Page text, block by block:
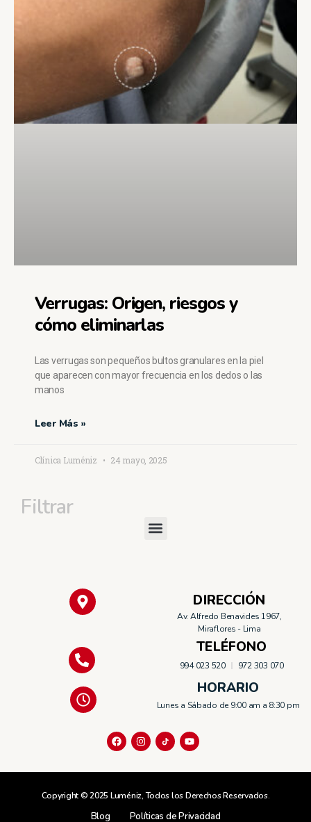
Verrugas: Origen, riesgos y
cómo eliminarlas
Las verrugas son pequeños bultos granulares en la piel
que aparecen con mayor frecuencia en los dedos o las
manos
Leer Más »
Clínica Luméniz 24 mayo, 2025
Filtrar
DIRECCIÓN
Av. Alfredo Benavides 1967,
Miraflores - Lima
TELÉFONO
994 023 520 972 303 070
HORARIO
Lunes a Sábado de 9:00 am a 8:30 pm
Copyright © 2025 Luméniz, Todos los Derechos Reservados.
Blog Políticas de Privacidad